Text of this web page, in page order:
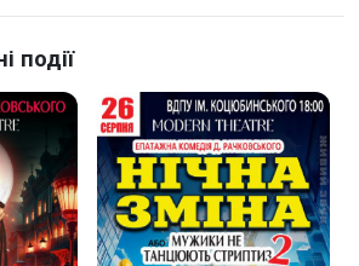
події